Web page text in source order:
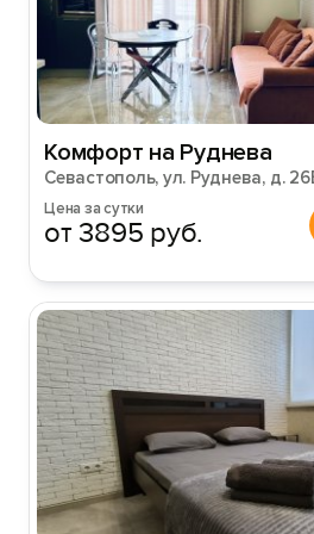
Комфорт на Руднева
Севастополь, ул. Руднева, д.
Цена за сутки
от 3895 руб.